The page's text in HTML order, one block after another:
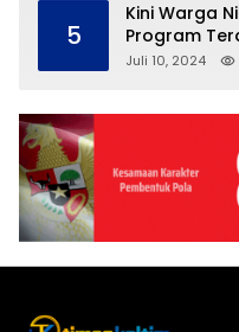
5
Kini Warga
Program
Juli 10, 2024